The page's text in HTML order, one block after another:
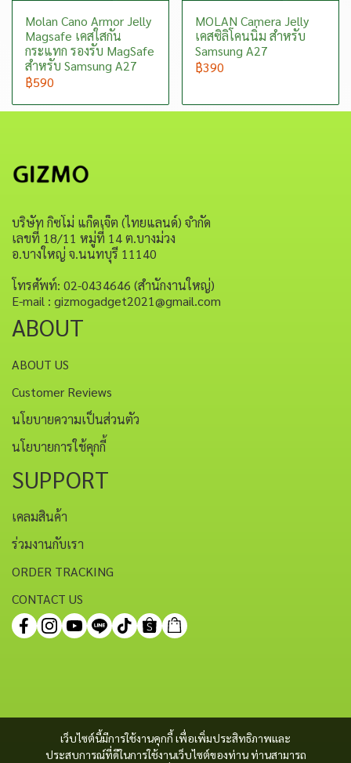
Molan Cano Armor Jelly
Magsafe เคสใสกัน
กระแทก รองรับ MagSafe
สำหรับ Samsung A27
฿590
MOLAN Camera Jelly
เคสซิลิโคนนิ่ม สำหรับ
Samsung A27
฿390
เว็บไซต์นี้มีการใช้งานคุกกี้ เพื่อเพิ่มประสิทธิภาพและ
ประสบการณ์ที่ดีในการใช้งานเว็บไซต์ของท่าน ท่านสามารถ
บริษัท กิซโม่ แก็ดเจ็ต (ไทยแลนด์) จำกัด
เลขที่ 18/11 หมู่ที่ 14 ต.บางม่วง
อ.บางใหญ่ จ.นนทบุรี 11140
โทรศัพท์: 02-0434646 (สำนักงานใหญ่)
E-mail : gizmogadget2021@gmail.com
ABOUT
ABOUT US
Customer Reviews
นโยบายความเป็นส่วนตัว
นโยบายการใช้คุกกี้
SUPPORT
เคลมสินค้า
ร่วมงานกับเรา
ORDER TRACKING
CONTACT US